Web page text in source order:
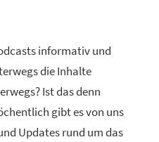
und Markus
informativ und
die Inhalte
Ist das denn
gibt es von uns
Updates rund um das